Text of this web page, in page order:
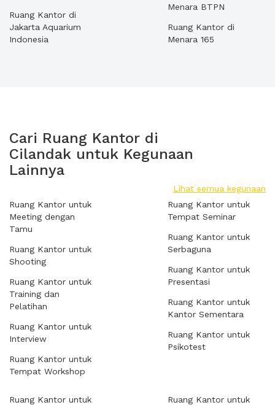
Ruang Kantor di
Jakarta Aquarium
Indonesia
Menara BTPN
Ruang Kantor di
Menara 165
Cari Ruang Kantor di
Cilandak untuk Kegunaan
Lainnya
Lihat semua kegunaan
Ruang Kantor untuk
Meeting dengan
Tamu
Ruang Kantor untuk
Shooting
Ruang Kantor untuk
Training dan
Pelatihan
Ruang Kantor untuk
Interview
Ruang Kantor untuk
Tempat Workshop
Ruang Kantor untuk
Tempat Seminar
Ruang Kantor untuk
Serbaguna
Ruang Kantor untuk
Presentasi
Ruang Kantor untuk
Kantor Sementara
Ruang Kantor untuk
Psikotest
Ruang Kantor untuk
Ruang Kantor untuk